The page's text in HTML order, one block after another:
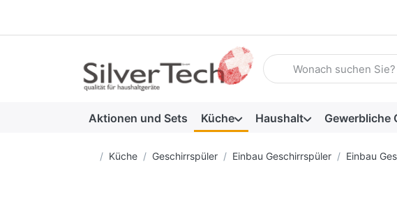
Geben Sie einen
Aktionen und Sets Küche Haushalt Gewerbliche
Startseite
Küche Geschirrspüler Einbau Geschirrspüler Einbau